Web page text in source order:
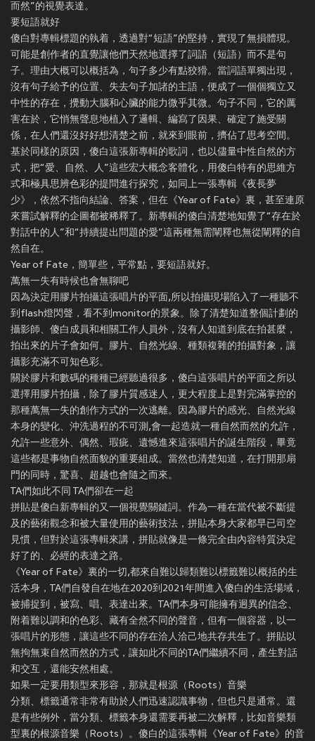
而然”的視覺表達。
要短語就好
傻白對專輯標題的執着，透過對“短語”的堅持，實現了無損體現。
可能是創作者的直覺讓他們天然地選擇了詞語（短語）而不是句
子。理由大概可以概括為，句子多少有點狡猾。當詞語單獨出現，
沒有句子給予的位置、失去句子加諸的主語，便成了一個個獨立又
中性的存在，攪動大腦和心臟的能力微乎其微。句子不同，它的厲
害在於，它悄無聲息地植入了邏輯、編寫了因果、確定了施受關
係，在人們還沒好好想清楚之前，就來到眼前，擠佔了思考空間。
基於同樣的原因，傻白這張新專輯的歌詞，也以儘量中性自然的方
式，把“愛、自然、人”這些宏大概念客體化，用傻白特有的思維方
式和極具思辨色彩的提問進行探究，如同上一張專輯《夜長夢
少》，依然不指向結論、答案，但在《Year of Fate》裏，甚至連原
來嘗試解釋的企圖都被稀釋了。新專輯的傻白清楚地知覺了“存在於
對話中的人”和“持續提出問題的愛”這兩種無需闡釋也無從闡釋的自
然自在。
Year of Fate，簡單些，平常點，要短語就好。
萬無一失有時候也會無聊吧
因為決定用膠片拍攝這張唱片的平面,所以拍攝現場陷入了一種聽不
到flash燈閃聲，看不到monitor的景象。除了清楚知道整個計劃的
攝影師、傻白成員和相關工作人員外，沒有人知道到底在拍甚麼，
拍出來的片子會如何。膠片、自然光線、種類複雜的拍攝對象，讓
攝影充滿不可知色彩。
關於膠片和數碼的種種已經聽過很多，傻白這張唱片的平面之所以
選擇用膠片拍攝，除了膠片質感迷人，更大程度上是對完滿掌控的
那種萬無一失的創作方式的一次逃離。因為膠片的感光、自然光線
本身的變化、沖洗過程的不可測,會一起造就一種自然而然的允許，
允許一些意外、偶然、瑕疵、遺憾進來這張唱片的誕生階段，畢竟
這些都是事物自然面貌的重要組成。當然也清楚知道，在打開那扇
門的同時，驚喜、超越也會隨之而來。
TA們如此不同 TA們卻在一起
拼貼是傻白新專輯的又一個視覺關鍵詞。作為一種在當代被不斷提
及的藝術觀念和被大量使用的藝術技法，拼貼本身大家都早已司空
見慣，但對於這張專輯來講，拼貼就像是一條完全由內容特質決定
好了的、必經的表達之路。
《Year of Fate》裏的一切,都來自難以歸類難以標籤難以概括的生
活本身，TA們自發自在地在2020到2021年間進入傻白的生活場域，
被捕捉到，被寫、唱、表達出來。TA們本身可能擁有迥異的信念、
附着難以調和的色彩、藏有全然不同的聲音，但有一個容器，以一
張唱片的形態，讓這些不同的存在洽人洽己地共存共生了。拼貼以
無拘無束自然而然的方式，讓如此不同的TA們繼續不同，產生對話
和交互，還能安然相處。
如果一定要用類型來形容，那就是根源（Roots）音樂
分類、標籤通常非常有助於人們迅速認識事物，但也只是通常。還
是有些例外，當分類、標籤本身還需要再被二次解釋，比如音樂類
型裏的根源音樂（Roots）。傻白的這張專輯《Year of Fate》的音